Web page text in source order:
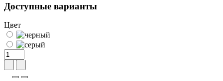
Доступные варианты
Цвет